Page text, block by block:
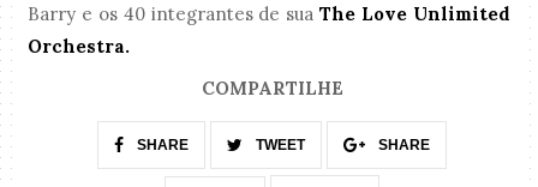
Barry e os 40 integrantes de suaThe Love Unlimited
Orchestra.
COMPARTILHE
SHARE TWEET SHARE